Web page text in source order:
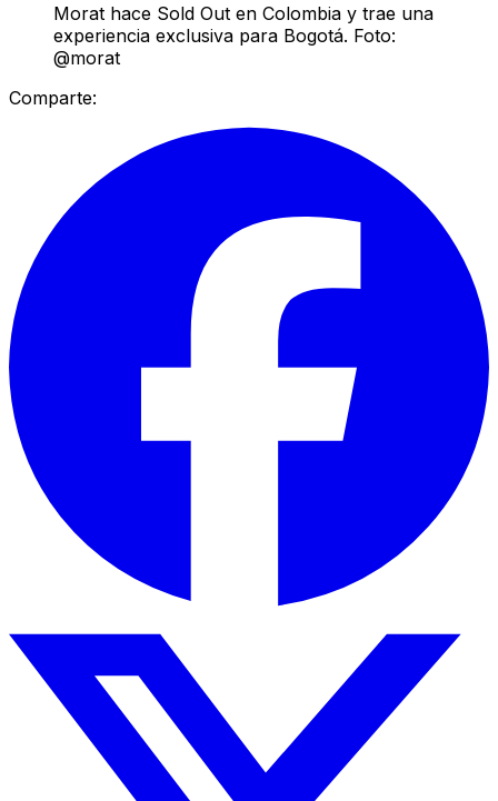
Morat hace Sold Out en Colombia y trae una
experiencia exclusiva para Bogotá. Foto:
@morat
Comparte: